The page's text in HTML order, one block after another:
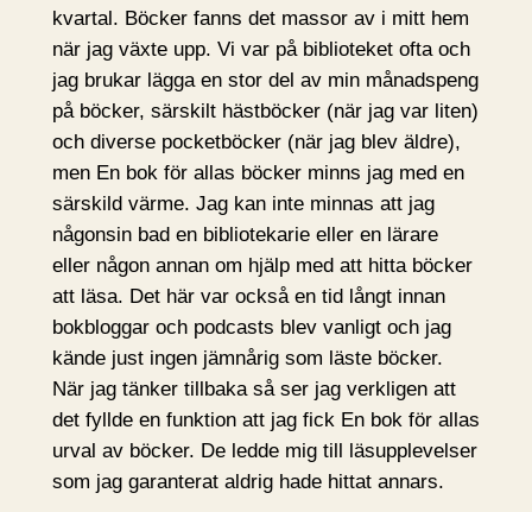
kvartal. Böcker fanns det massor av i mitt hem
när jag växte upp. Vi var på biblioteket ofta och
jag brukar lägga en stor del av min månadspeng
på böcker, särskilt hästböcker (när jag var liten)
och diverse pocketböcker (när jag blev äldre),
men En bok för allas böcker minns jag med en
särskild värme. Jag kan inte minnas att jag
någonsin bad en bibliotekarie eller en lärare
eller någon annan om hjälp med att hitta böcker
att läsa. Det här var också en tid långt innan
bokbloggar och podcasts blev vanligt och jag
kände just ingen jämnårig som läste böcker.
När jag tänker tillbaka så ser jag verkligen att
det fyllde en funktion att jag fick En bok för allas
urval av böcker. De ledde mig till läsupplevelser
som jag garanterat aldrig hade hittat annars.